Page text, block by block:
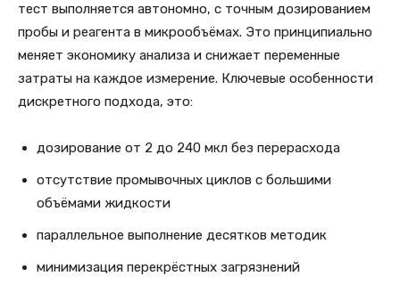
тест выполняется автономно, с точным дозированием
пробы и реагента в микрообъёмах. Это принципиально
меняет экономику анализа и снижает переменные
затраты на каждое измерение. Ключевые особенности
дискретного подхода, это:
дозирование от 2 до 240 мкл без перерасхода
отсутствие промывочных циклов с большими
объёмами жидкости
параллельное выполнение десятков методик
минимизация перекрёстных загрязнений